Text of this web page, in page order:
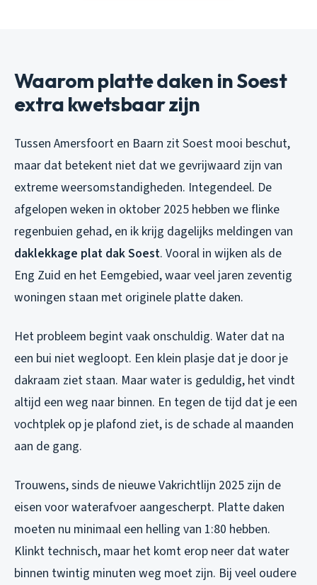
Waarom platte daken in Soest
extra kwetsbaar zijn
Tussen Amersfoort en Baarn zit Soest mooi beschut,
maar dat betekent niet dat we gevrijwaard zijn van
extreme weersomstandigheden. Integendeel. De
afgelopen weken in oktober 2025 hebben we flinke
regenbuien gehad, en ik krijg dagelijks meldingen van
daklekkage plat dak Soest. Vooral in wijken als de
Eng Zuid en het Eemgebied, waar veel jaren zeventig
woningen staan met originele platte daken.
Het probleem begint vaak onschuldig. Water dat na
een bui niet wegloopt. Een klein plasje dat je door je
dakraam ziet staan. Maar water is geduldig, het vindt
altijd een weg naar binnen. En tegen de tijd dat je een
vochtplek op je plafond ziet, is de schade al maanden
aan de gang.
Trouwens, sinds de nieuwe Vakrichtlijn 2025 zijn de
eisen voor waterafvoer aangescherpt. Platte daken
moeten nu minimaal een helling van 1:80 hebben.
Klinkt technisch, maar het komt erop neer dat water
binnen twintig minuten weg moet zijn. Bij veel oudere